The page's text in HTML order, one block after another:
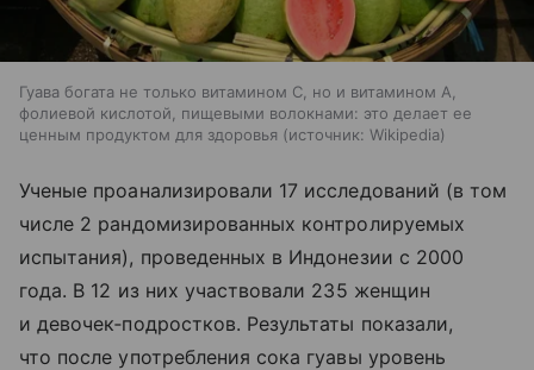
Гуава богата не только витамином С, но и витамином А,
фолиевой кислотой, пищевыми волокнами: это делает ее
ценным продуктом для здоровья
источник: Wikipedia
Ученые проанализировали 17 исследований (в том
числе 2 рандомизированных контролируемых
испытания), проведенных в Индонезии с 2000
года. В 12 из них участвовали 235 женщин
и девочек‑подростков. Результаты показали,
что после употребления сока гуавы уровень